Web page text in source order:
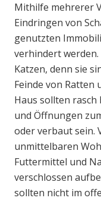
Mithilfe mehrerer
Eindringen von
genutzten
verhindert
Katzen, denn sie
Feinde von Ratten
Haus sollten
und Öffnungen
oder verbaut sein.
unmittelbaren
Futtermittel und
verschlossen
sollten nicht im